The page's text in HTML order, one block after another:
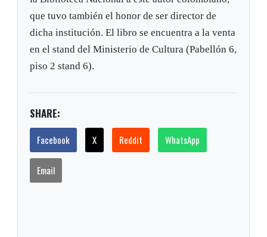
que tuvo también el honor de ser director de
dicha institución. El libro se encuentra a la venta
en el stand del Ministerio de Cultura (Pabellón 6,
piso 2 stand 6).
SHARE:
Facebook X Reddit WhatsApp
Email